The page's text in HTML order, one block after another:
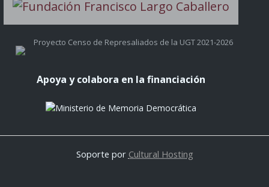
Proyecto Censo de Represaliados de la UGT 2021-2026
Apoya y colabora en la financiación
Soporte por Cultural Hosting